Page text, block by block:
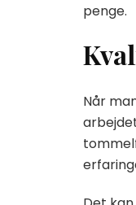
penge.
Når